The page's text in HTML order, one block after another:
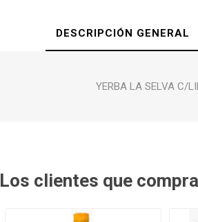
DESCRIPCIÓN GENERAL
YERBA LA SELVA C/
Los clientes que